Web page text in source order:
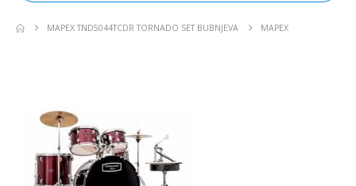
MAPEX TND5044TCDR TORNADO SET BUBNJEVA MAPEX